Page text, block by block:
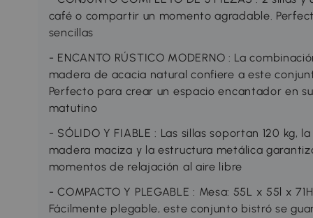
café o compartir un momento agradable.
sencillas
- ENCANTO RÚSTICO MODERNO : La
madera de acacia natural confiere a este
Perfecto para crear un espacio encantador en
matutino
- SÓLIDO Y FIABLE : Las sillas soportan 120 kg,
madera maciza y la estructura metálica
momentos de relajación al aire libre
- COMPACTO Y PLEGABLE : Mesa: 55L x 55l x
Fácilmente plegable, este conjunto bistró se